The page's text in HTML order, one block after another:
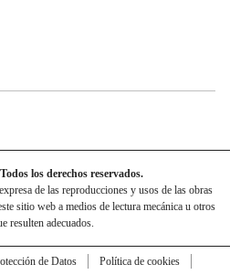
los derechos reservados.
de las reproducciones y usos de las obras
sitio web a medios de lectura mecánica u otros
resulten adecuados.
de Datos
Política de cookies